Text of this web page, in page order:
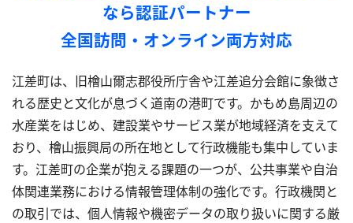
なら認証パートナー
全国訪問・オンライン両方対応
江差町は、旧檜山爾志郡役所庁舎や江差追分会館に象徴さ
れる歴史と文化が息づく道南の港町です。かもめ島周辺の
水産業をはじめ、建設業やサービス業が地域経済を支えて
おり、檜山振興局の所在地として行政機能も集中していま
す。江差町の企業が抱える課題の一つが、公共事業や自治
体関連業務における情報管理体制の強化です。行政機関と
の取引では、個人情報や機密データの取り扱いに関する厳